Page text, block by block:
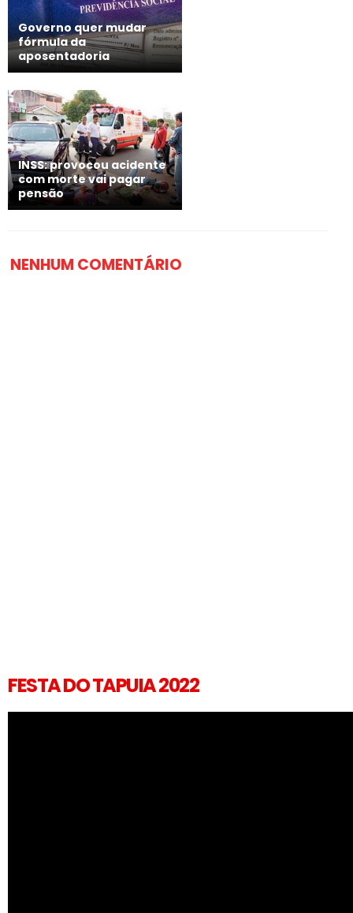
Governo quer mudar
fórmula da
aposentadoria
INSS: provocou acidente
com morte vai pagar
pensão
NENHUM COMENTÁRIO
FESTA DO TAPUIA 2022